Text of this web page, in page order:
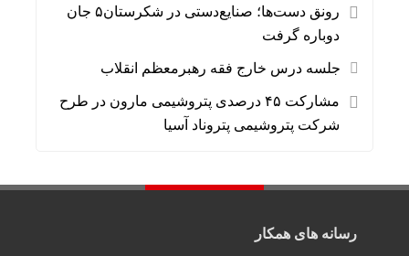
رونق دست‌ها؛ صنایع‌دستی در شکرستان۵ جان
دوباره گرفت
جلسه درس خارج فقه رهبرمعظم انقلاب
مشارکت ۴۵ درصدی پتروشیمی مارون در طرح
شرکت پتروشیمی پتروناد آسیا
رسانه های همکار